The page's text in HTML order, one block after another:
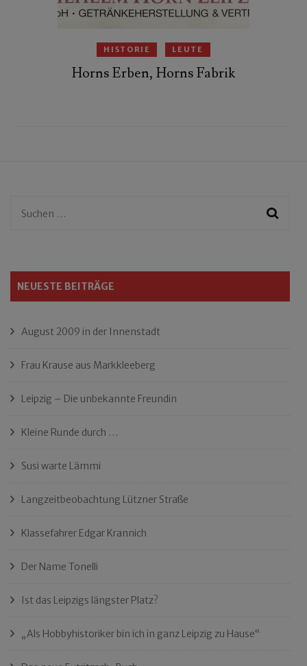
HISTORIE LEUTE
Horns Erben, Horns Fabrik
Suchen
NEUESTE BEITRÄGE
August 2009 in der Innenstadt
Frau Krause aus Markkleeberg
Leipzig – Die unbekannte Freundin
Kleine Runde durch …
Susi warte Lämmi
Langzeitbeobachtung Lützner Straße
Klassefahrer Edgar Krannich
Der Name Tonelli
Ist das Leipzigs längster Platz?
„Als Hobbyhistoriker bin ich in ganz Leipzig zu Hause“